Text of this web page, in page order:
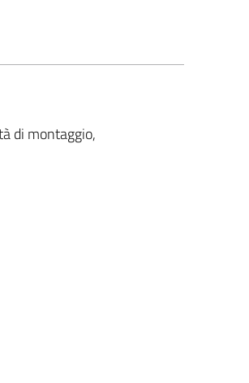
di montaggio,